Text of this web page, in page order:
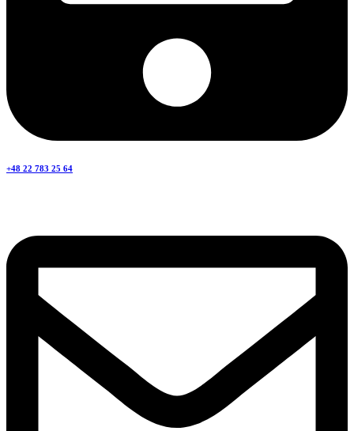
+48 22 783 25 64